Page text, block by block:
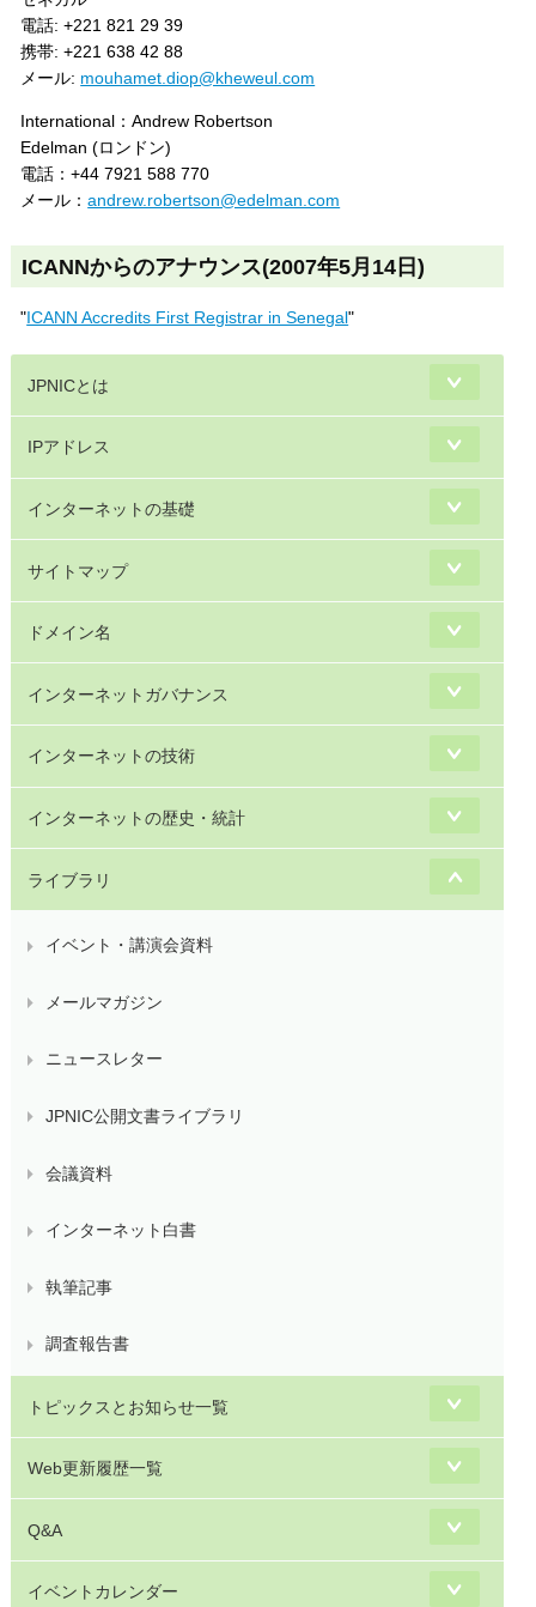
電話: +221 821 29 39
携帯: +221 638 42 88
メール: mouhamet.diop@kheweul.com
International：Andrew Robertson
Edelman (ロンドン)
電話：+44 7921 588 770
メール：andrew.robertson@edelman.com
ICANNからのアナウンス(2007年5月14日)
"ICANN Accredits First Registrar in Senegal"
JPNICとは
IPアドレス
インターネットの基礎
サイトマップ
ドメイン名
インターネットガバナンス
インターネットの技術
インターネットの歴史・統計
ライブラリ
イベント・講演会資料
メールマガジン
ニュースレター
JPNIC公開文書ライブラリ
会議資料
インターネット白書
執筆記事
調査報告書
トピックスとお知らせ一覧
Web更新履歴一覧
Q&A
イベントカレンダー